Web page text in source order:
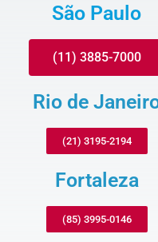
São Paulo
(11) 3885-7000
Rio de
(21) 3195-2194
Fortaleza
(85) 3995-0146